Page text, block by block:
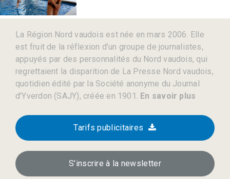
La Région Nord vaudois est née en mars 2006. Elle
est fruit de la réflexion d’un groupe de journalistes,
appuyés par des personnalités du Nord vaudois, qui
regrettaient la disparition de La Presse Nord vaudois,
quotidien édité par la Société anonyme du Journal
d’Yverdon (SAJY), créée en 1901. En savoir plus
Tarifs publicitaires
S’inscrire à la newsletter